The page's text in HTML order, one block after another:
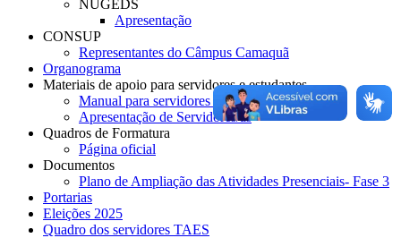
NUGEDS
Apresentação
CONSUP
Representantes do Câmpus Camaquã
Organograma
Materiais de apoio para servidores e estudantes
Manual para servidores do IFSul- Camaquã
Apresentação de Servidores/as
Quadros de Formatura
Página oficial
Documentos
Plano de Ampliação das Atividades Presenciais- Fase 3
Portarias
Eleições 2025
Quadro dos servidores TAES